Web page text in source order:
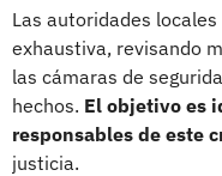
Las autoridades
exhaustiva, revisando
las cámaras de
hechos. El objetivo es
responsables de este
justicia.